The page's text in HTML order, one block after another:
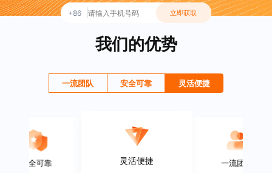
+86 立即获取
我们的优势
一流团队 安全可靠 灵活便捷
安全可靠 灵活便捷 一流团队